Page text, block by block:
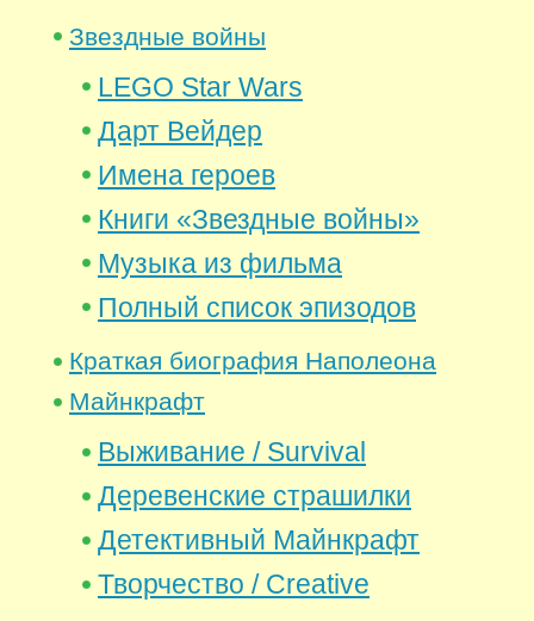
Звездные войны
LEGO Star Wars
Дарт Вейдер
Имена героев
Книги «Звездные войны»
Музыка из фильма
Полный список эпизодов
Краткая биография Наполеона
Майнкрафт
Выживание / Survival
Деревенские страшилки
Детективный Майнкрафт
Творчество / Creative